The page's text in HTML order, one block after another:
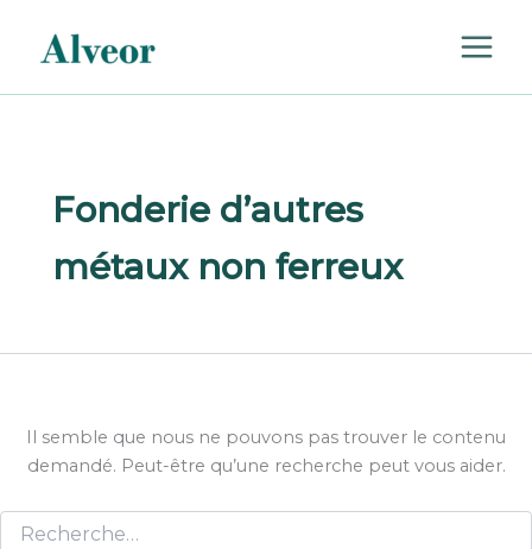
contenu
Fonderie d’autres
métaux non ferreux
Il semble que nous ne pouvons pas trouver le contenu
demandé. Peut-être qu’une recherche peut vous aider.